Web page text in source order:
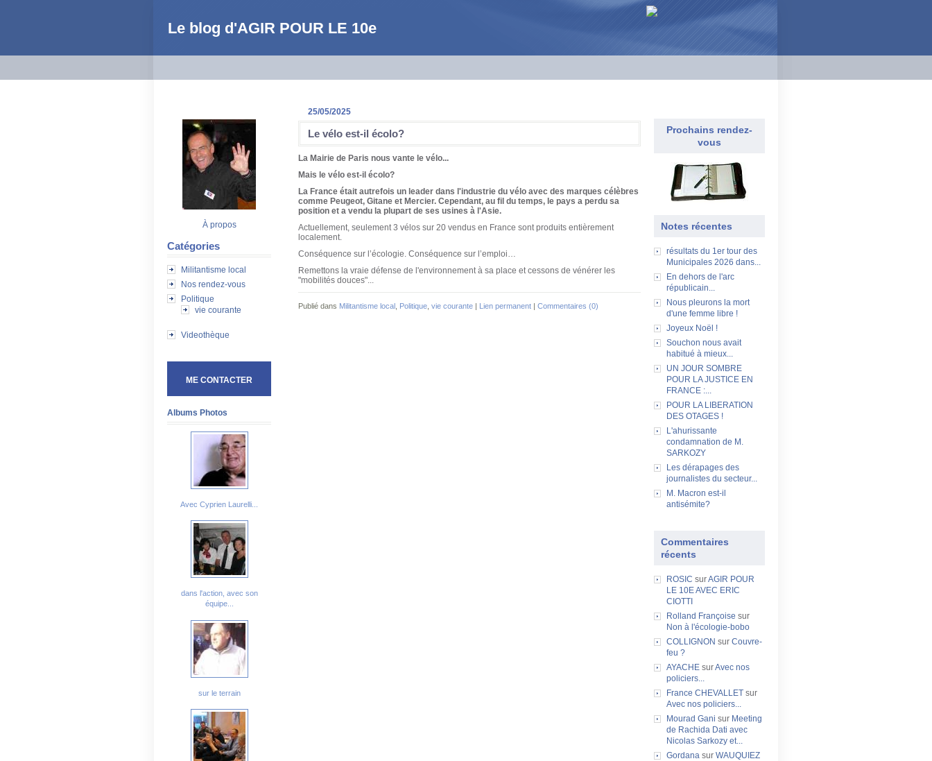
Le blog d'AGIR POUR LE 10e
À propos
Catégories
Militantisme local
Nos rendez-vous
Politique
vie courante
Videothèque
ME CONTACTER
Albums Photos
Avec Cyprien Laurelli...
dans l'action, avec son
équipe...
sur le terrain
Prochains rendez-
vous
Notes récentes
résultats du 1er tour des
Municipales 2026 dans...
En dehors de l'arc
républicain...
Nous pleurons la mort
d'une femme libre !
Joyeux Noël !
Souchon nous avait
habitué à mieux...
UN JOUR SOMBRE
POUR LA JUSTICE EN
FRANCE :...
POUR LA LIBERATION
DES OTAGES !
L'ahurissante
condamnation de M.
SARKOZY
Les dérapages des
journalistes du secteur...
M. Macron est-il
antisémite?
Commentaires
récents
ROSIC surAGIR POUR
LE 10E AVEC ERIC
CIOTTI
Rolland Françoise sur
Non à l'écologie-bobo
COLLIGNON sur Couvre-
feu ?
AYACHE surAvec nos
policiers...
France CHEVALLET sur
Avec nos policiers...
Mourad Gani sur Meeting
de Rachida Dati avec
Nicolas Sarkozy et...
Gordana sur WAUQUIEZ
25/05/2025
Le vélo est-il écolo?
La Mairie de Paris nous vante le vélo...
Mais le vélo est-il écolo?
La France était autrefois un leader dans l'industrie du vélo avec des marques célèbres
comme Peugeot, Gitane et Mercier. Cependant, au fil du temps, le pays a perdu sa
position et a vendu la plupart de ses usines à l'Asie.
Actuellement, seulement 3 vélos sur 20 vendus en France sont produits entièrement
localement.
Conséquence sur l’écologie. Conséquence sur l’emploi…
Remettons la vraie défense de l'environnement à sa place et cessons de vénérer les
"mobilités douces"...
Publié dans Militantisme local Politique vie courante | Lien permanent | Commentaires (0)